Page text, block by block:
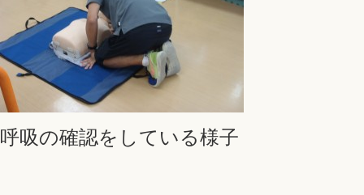
呼吸の確認をしている様子